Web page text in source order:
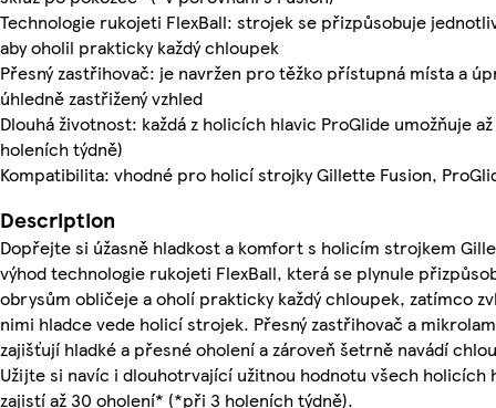
Technologie rukojeti FlexBall: strojek se přizpůsobuje
aby oholil prakticky každý chloupek
Přesný zastřihovač: je navržen pro těžko přístupná místa a
úhledně zastřižený vzhled
Dlouhá životnost: každá z holicích hlavic ProGlide umožňuje
holeních týdně)
Kompatibilita: vhodné pro holicí strojky Gillette Fusion,
Description
Dopřejte si úžasně hladkost a komfort s holicím strojkem
výhod technologie rukojeti FlexBall, která se plynule
obrysům obličeje a oholí prakticky každý chloupek, zatímco
nimi hladce vede holicí strojek. Přesný zastřihovač a
zajišťují hladké a přesné oholení a zároveň šetrně navádí
Užijte si navíc i dlouhotrvající užitnou hodnotu všech holicích
zajistí až 30 oholení* (*při 3 holeních týdně).